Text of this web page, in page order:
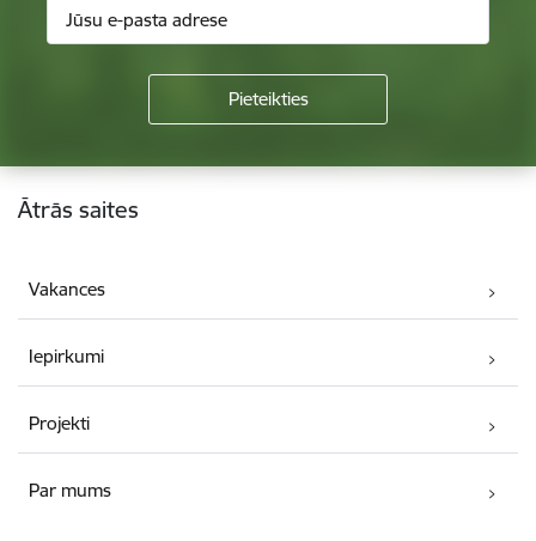
Kājene
Ātrās saites
Vakances
Iepirkumi
Projekti
Par mums